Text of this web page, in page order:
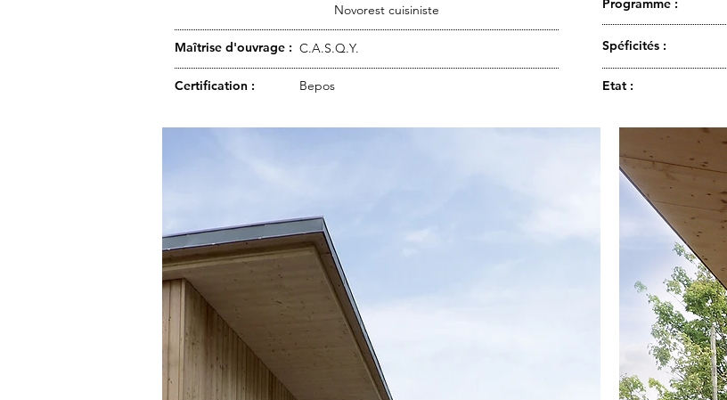
Maîtrise d'ouvrage : C.A.S.Q.Y.
Programme :
Spéficités :
Certification : Bepos Etat :
Novorest cuisiniste